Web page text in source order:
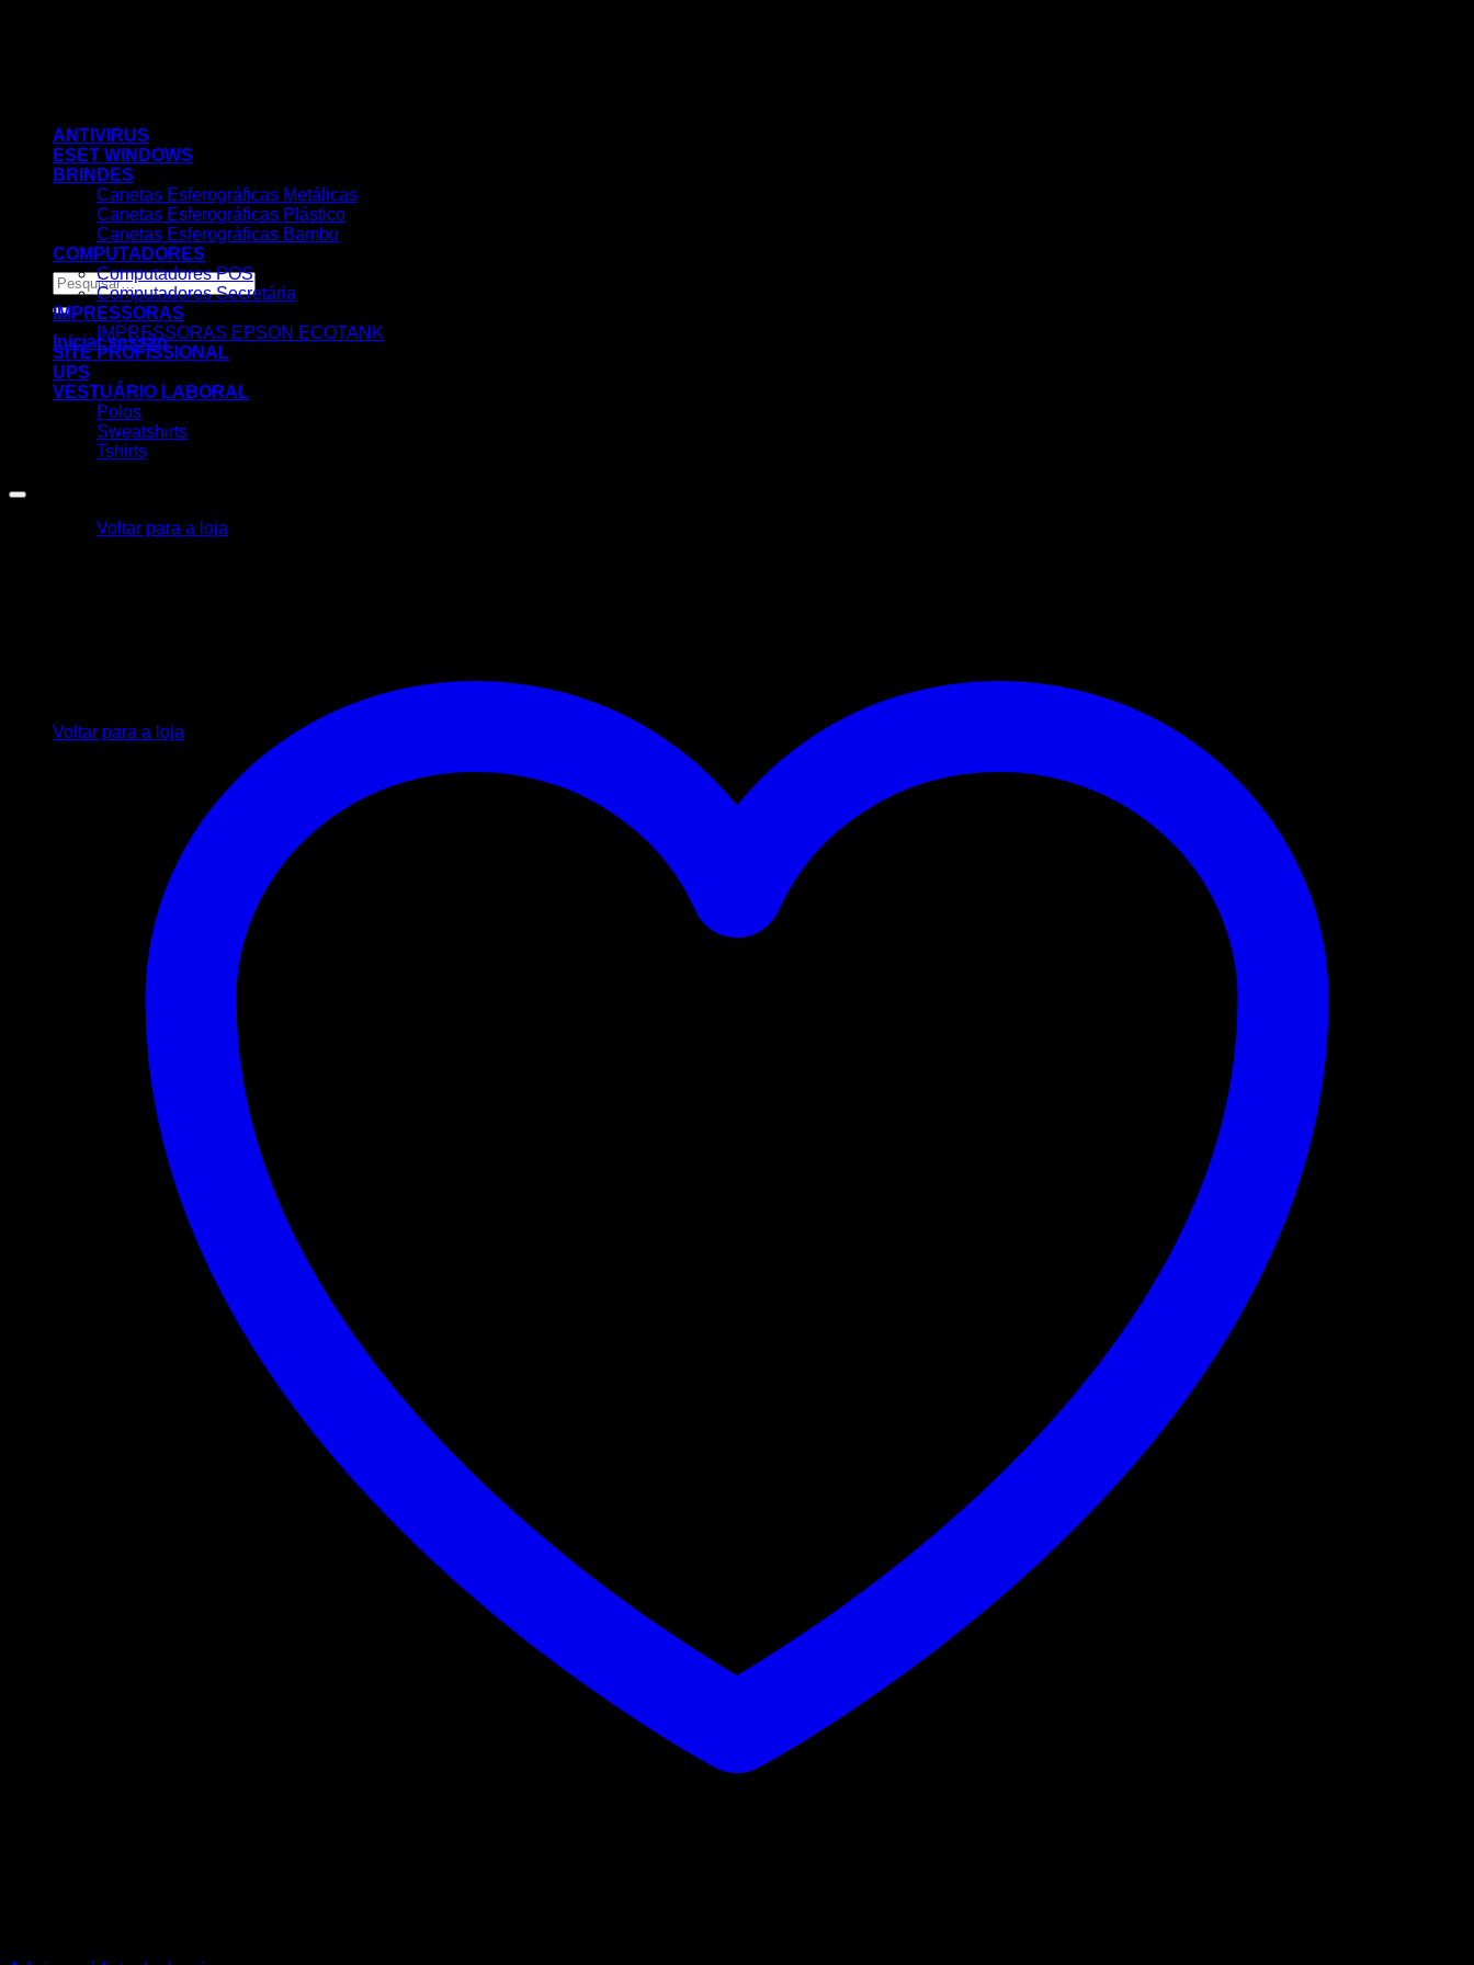
Pesquisar
por:
Iniciar sessão
Voltar para a loja
Voltar para a loja
ANTIVIRUS
ESET WINDOWS
BRINDES
Canetas Esferográficas Metálicas
Canetas Esferográficas Plástico
Canetas Esferográficas Bambu
COMPUTADORES
Computadores POS
Computadores Secretária
IMPRESSORAS
IMPRESSORAS EPSON ECOTANK
SITE PROFISSIONAL
UPS
VESTUÁRIO LABORAL
Polos
Sweatshirts
Tshirts